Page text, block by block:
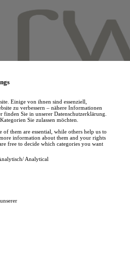
Einige von ihnen sind essenziell,
zu verbessern – nähere Informationen
finden Sie in unserer Datenschutzerklärung.
Sie zulassen möchten.
of them are essential, while others help us to
information about them and your rights
free to decide which categories you want
Analytical